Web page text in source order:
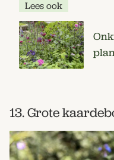
Lees ook
13. Grote